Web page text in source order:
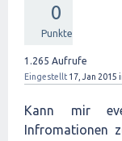
0
Punkte
1.265 Aufrufe
Eingestellt 17, Jan 2015
Kann mir
Infromationen